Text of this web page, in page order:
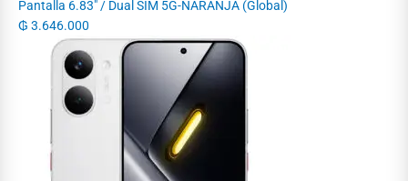
Pantalla 6.83" / Dual SIM 5G-NARANJA (Global)
₲ 3.646.000